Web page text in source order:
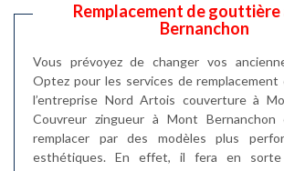
Remplacement de
Bernanchon
Vous prévoyez de changer vos
Optez pour les services de
l’entreprise Nord Artois couverture à
Couvreur zingueur à Mont
remplacer par des modèles plus
esthétiques. En effet, il fera en sorte